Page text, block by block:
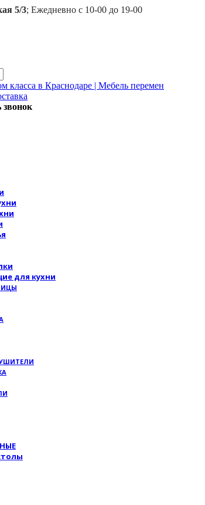
5/3; Ежедневно с 10-00 до 19-00
звонок
для кухни